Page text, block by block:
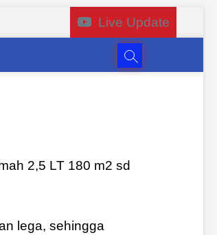
Live Update
2,5 LT 180 m2 sd
lega, sehingga